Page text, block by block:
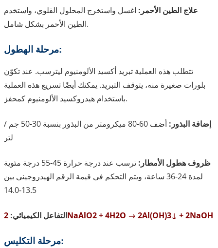
علاج الطين الأحمر: اغسل واستخرج المحلول القلوي، واستخدم
الطين الأحمر بشكل شامل.
مرحلة الهطول:
تتطلب هذه العملية تبريد أكسيد الألومنيوم ليترسب. عند تكوّن
بلورات صغيرة منه، يتوقف التبريد. يمكنك أيضًا تسريع هذه العملية
باستخدام هيدروكسيد الألومنيوم كمحفز.
إضافة البذور:
أضف 60-80 ميكرومتر من البذور بنسبة 30-50 جم /
لتر
ظروف هطول الأمطار:
ترسب عند درجة حرارة 45-55 درجة مئوية
لمدة 24-36 ساعة، ويتم التحكم في قيمة الرقم الهيدروجيني بين
13.5-14.0
التفاعل الكيميائي:2NaAlO2 + 4H2O → 2Al(OH)3↓ + 2NaOH
مرحلة التكليس: